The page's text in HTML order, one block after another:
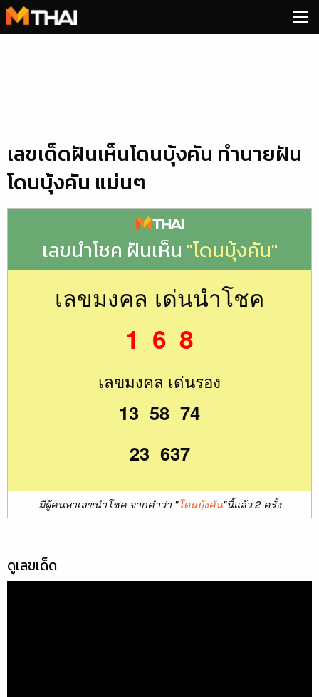
Skip
to
เลขเด็ดฝันเห็นโดนบุ้งคัน ทำนายฝัน
โดนบุ้งคัน แม่นๆ
เลขนำโชค ฝันเห็น "โดนบุ้งคัน"
เลขมงคล เด่นนำโชค
1 6 8
เลขมงคล เด่นรอง
13 58 74
23 637
มีผู้คนหาเลขนำโชค จากคำว่า "โดนบุ้งคัน"นี้แล้ว 2 ครั้ง
ดูเลขเด็ด